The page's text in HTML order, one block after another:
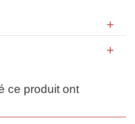
ce produit ont